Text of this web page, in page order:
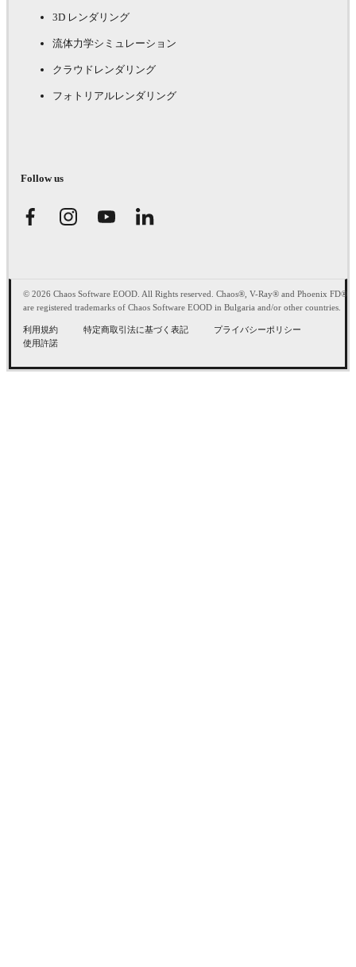
3D レンダリング
流体力学シミュレーション
クラウドレンダリング
フォトリアルレンダリング
Follow us
© 2026 Chaos Software EOOD. All Rights reserved. Chaos®, V-Ray® and Phoenix FD®
are registered trademarks of Chaos Software EOOD in Bulgaria and/or other countries.
利用規約 特定商取引法に基づく表記
プライバシーポリシー
使用許諾